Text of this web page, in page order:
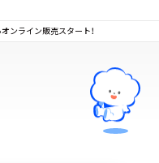
ンライン販売スタート！